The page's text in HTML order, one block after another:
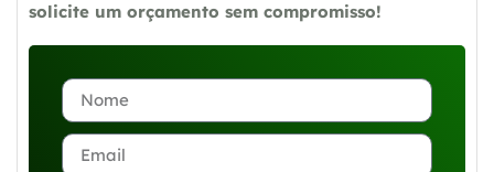
solicite um orçamento sem compromisso!